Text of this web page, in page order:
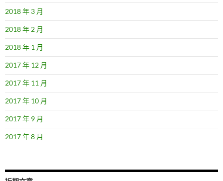
2018 年 3 月
2018 年 2 月
2018 年 1 月
2017 年 12 月
2017 年 11 月
2017 年 10 月
2017 年 9 月
2017 年 8 月